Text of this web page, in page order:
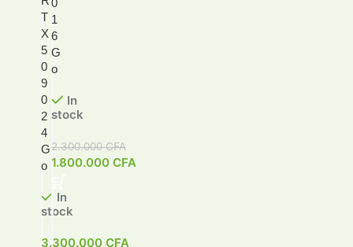
T
X
5
0
9
0
2
4
G
o
In
stock
3.300.000 CFA
0
1
6
G
o
In
stock
2.300.000CFA
1.800.000 CFA